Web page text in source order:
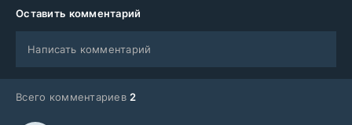
Оставить комментарий
Написать комментарий
Всего комментариев 2